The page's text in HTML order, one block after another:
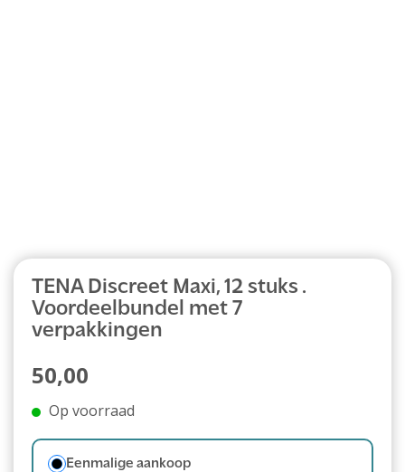
TENA Discreet Maxi, 12 stuks .
Voordeelbundel met 7
verpakkingen
50,00
Op voorraad
Eenmalige aankoop